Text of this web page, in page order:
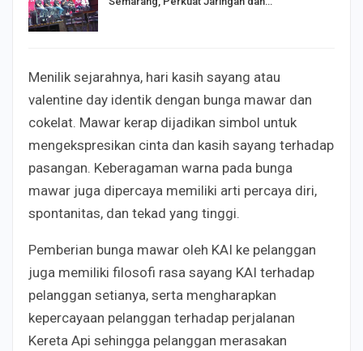
Menilik sejarahnya, hari kasih sayang atau
valentine day identik dengan bunga mawar dan
cokelat. Mawar kerap dijadikan simbol untuk
mengekspresikan cinta dan kasih sayang terhadap
pasangan. Keberagaman warna pada bunga
mawar juga dipercaya memiliki arti percaya diri,
spontanitas, dan tekad yang tinggi.
Pemberian bunga mawar oleh KAI ke pelanggan
juga memiliki filosofi rasa sayang KAI terhadap
pelanggan setianya, serta mengharapkan
kepercayaan pelanggan terhadap perjalanan
Kereta Api sehingga pelanggan merasakan